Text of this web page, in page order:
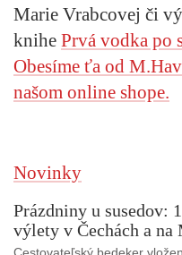
Marie Vrabcovej či
knihe Prvá vodka po
Obesíme ťa od
našom online shope.
Novinky
Prázdniny u susedov:
výlety v Čechách a na